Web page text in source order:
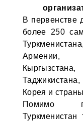
В первенстве
более 250
Армении,
Корея и
Помимо
Туркменистан